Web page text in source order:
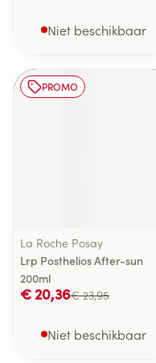
Niet beschikbaar
PROMO
La Roche Posay
Lrp Posthelios After-sun
200ml
€ 23,95
€ 20,36
Niet beschikbaar